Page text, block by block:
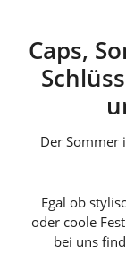
Caps,
Der Sommer
Egal ob
oder coole
bei uns